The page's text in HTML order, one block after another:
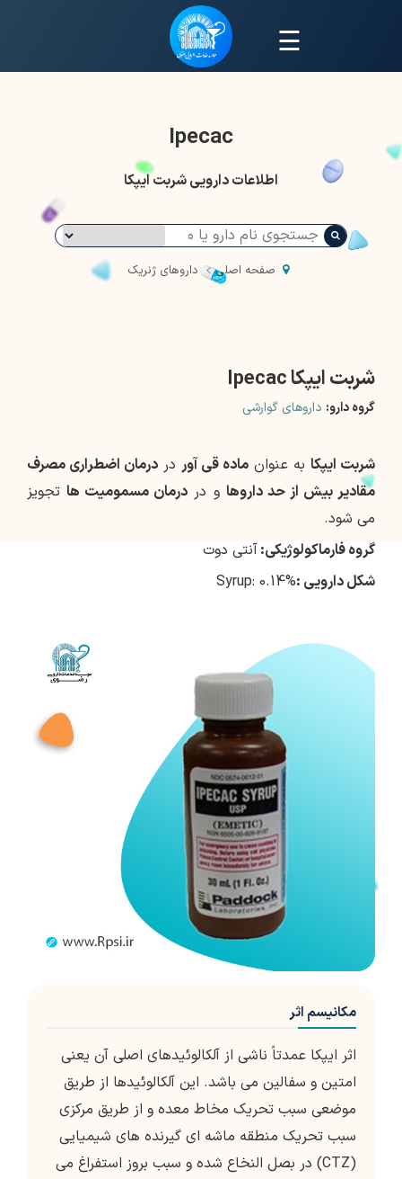
☰
Ipecac
اطلاعات دارویی شربت ایپکا
صفحه اصلی داروهای ژنریک
شربت ایپکا Ipecac
گروه دارو: داروهای گوارشی
شربت ايپكا به عنوان ماده قي آور در درمان اضطراری مصرف
مقادير بيش از حد داروها و در درمان مسموميت هاتجويز
مي شود.
گروه فارماکولوژیکی:آنتی دوت
شکل دارویی :Syrup: 0.14%
مکانیسم اثر
اثر ايپكا عمدتاً ناشي از آلكالوئيدهای اصلي آن يعني
امتين و سفالين مي باشد. اين آلكالوئيدها از طريق
موضعي سبب تحريك مخاط معده و از طريق مركزی
سبب تحريك منطقه ماشه اي گيرنده هاي شيميايي
(CTZ) در بصل النخاع شده و سبب بروز استفراغ مي